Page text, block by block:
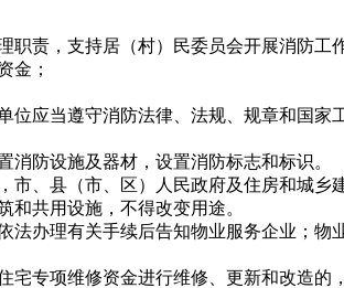
职责，支持居（村）民委员会开展消防工
金；
应当遵守消防法律、法规、规章和国
防设施及器材，设置消防标志和标识。
、县（市、区）人民政府及住房和城乡
共用设施，不得改变用途。
法办理有关手续后告知物业服务企业；
专项维修资金进行维修、更新和改造的